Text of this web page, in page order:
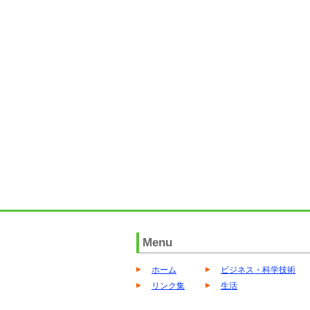
Menu
ホーム
リンク集
ビジネス・科学技術
生活